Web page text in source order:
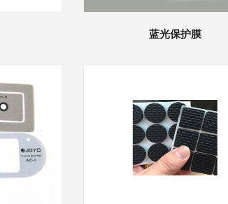
蓝光保护膜